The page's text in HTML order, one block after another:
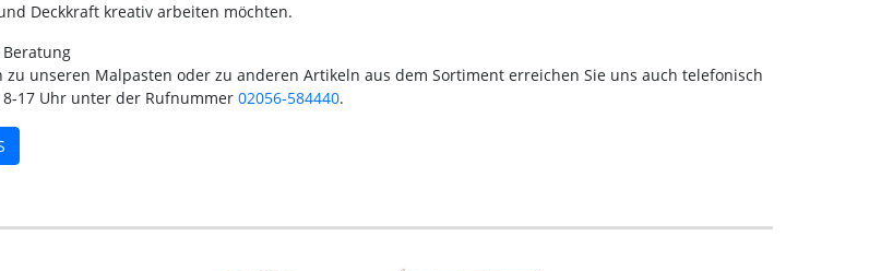
Deckkraft kreativ arbeiten möchten.
Beratung
zu unseren Malpasten oder zu anderen Artikeln aus dem Sortiment erreichen Sie uns auch telefonisch
17 Uhr unter der Rufnummer 02056-584440.